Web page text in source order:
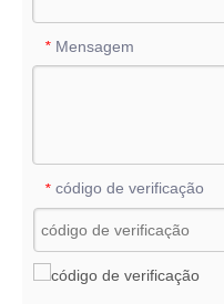
* Mensagem
* código de verificação